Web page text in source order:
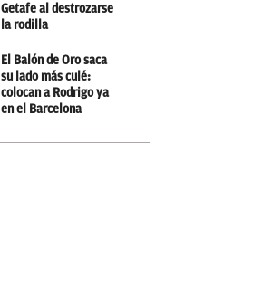
Getafe al destrozarse
la rodilla
El Balón de Oro saca
su lado más culé:
colocan a Rodrigo ya
en el Barcelona